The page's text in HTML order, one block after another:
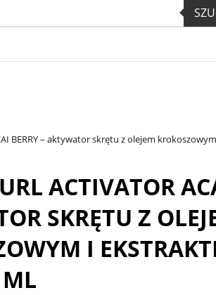
BERRY – aktywator skrętu z olejem
ACTIVATOR
SKRĘTU Z
I